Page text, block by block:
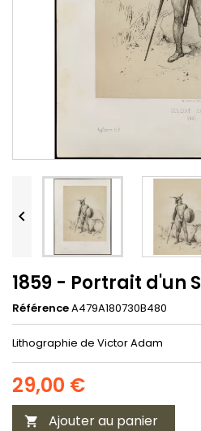

1859 - Portrait d'un
RéférenceA479A180730B480
Lithographie de Victor Adam
29,00 €
 Ajouter au panier